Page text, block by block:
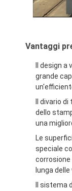
Macchina
macchina
Macchina
Macchina
Il doppio
Pezzi
Vantaggi
Il design
grande
Il divario
dello
una
Le
speciale
corrosione
lunga
Il